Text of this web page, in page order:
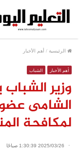
الرئيسية / أهم الأخبار
أهم الأخبار الشباب
وزير
الشامى
لمكافحة
2025/03/26 1:30:39 صباحًا